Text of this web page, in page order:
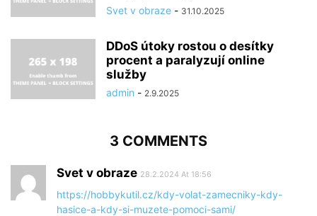
Svet v obraze - 31.10.2025
DDoS útoky rostou o desítky
procent a paralyzují online
služby
admin - 2.9.2025
3 COMMENTS
Svet v obraze 28.2.2024 At 18:56
https://hobbykutil.cz/kdy-volat-zamecniky-kdy-
hasice-a-kdy-si-muzete-pomoci-sami/